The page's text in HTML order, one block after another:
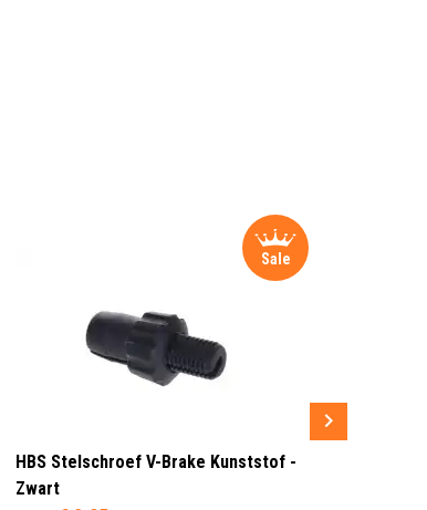
Sale
HBS Stelschroef V-Brake Kunststof -
Zwart